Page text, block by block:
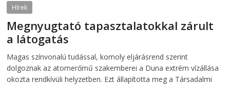
Hírek
Megnyugtató tapasztalatokkal zárult
a látogatás
Magas színvonalú tudással, komoly eljárásrend szerint
dolgoznak az atomerőmű szakemberei a Duna extrém vízállása
okozta rendkívüli helyzetben. Ezt állapította meg a Társadalmi